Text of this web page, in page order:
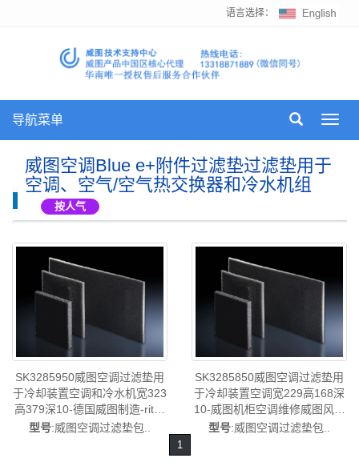
语言选择：
导航菜单
威图空调Blue e+附件过滤垫过滤垫用于
空调、空气/空气热交换器和冷水机组
按人气
SK3285950威图空调过滤垫用
于冷却装置空调和冷水机宽323
高379深10-德国威图制造-rittal
威图空调维修威图电柜威图母
型号:威图空调过滤垫包..
SK3285850威图空调过滤垫用
于冷却装置空调宽229高168深
10-威图机柜空调维修威图风扇
SK3285.850
型号:威图空调过滤垫包..
1